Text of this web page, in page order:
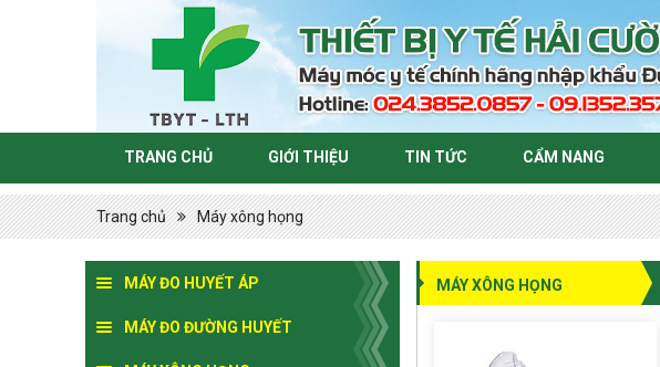
TRANG CHỦ GIỚI THIỆU TIN TỨC CẨM NANG
Trang chủ Máy xông họng
MÁY ĐO HUYẾT ÁP
MÁY ĐO ĐƯỜNG HUYẾT
MÁY XÔNG HỌNG